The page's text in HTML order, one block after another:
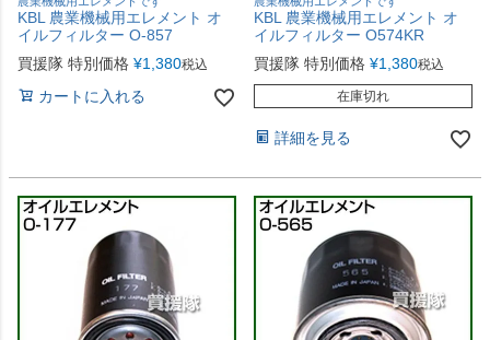
KBL 農業機械用エレメント オ
イルフィルター O-857
買援隊 特別価格 ¥1,380税込
カートに入れる
KBL 農業機械用エレメント オ
イルフィルター O574KR
買援隊 特別価格 ¥1,380税込
在庫切れ
詳細を見る